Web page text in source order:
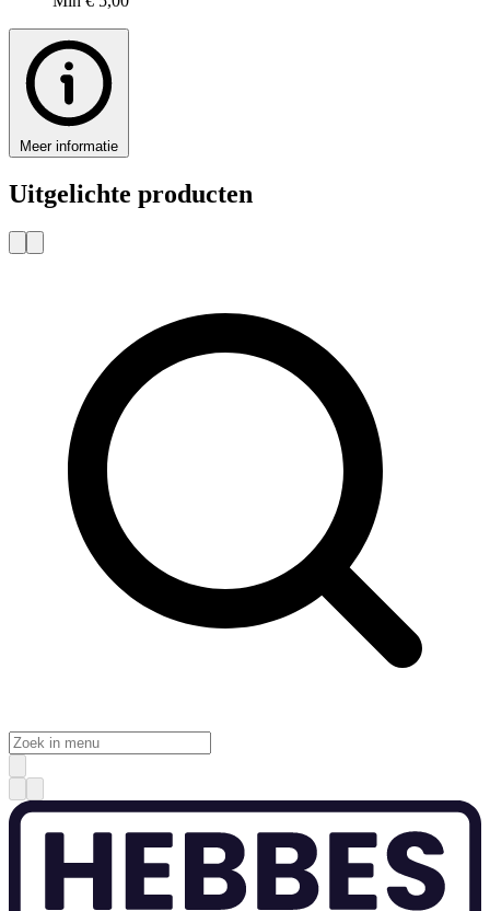
Meer informatie
Uitgelichte producten